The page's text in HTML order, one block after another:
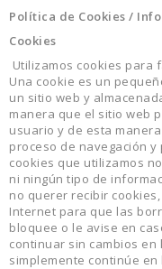
Política de Cookies /
Cookies
Utilizamos cookies para
Una cookie es un
un sitio web y
manera que el sitio web
usuario y de esta
proceso de navegación
cookies que utilizamos
ni ningún tipo de
no querer recibir
Internet para que las
bloquee o le avise en
continuar sin cambios
simplemente continúe en